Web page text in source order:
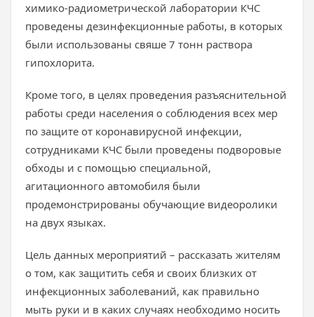
химико-радиометрической лаборатории КЧС
проведены дезинфекционные работы, в которых
были использованы свяше 7 тонн раствора
гипохлорита.
Кроме того, в целях проведения разъяснительной
работы среди населения о соблюдения всех мер
по защите от коронавирусной инфекции,
сотрудниками КЧС были проведены подворовые
обходы и с помощью специальной,
агитационного автомобиля были
продемонстрированы обучающие видеоролики
на двух языках.
Цель данных мероприятий – рассказать жителям
о том, как защитить себя и своих близких от
инфекционных заболеваний, как правильно
мыть руки и в каких случаях необходимо носить